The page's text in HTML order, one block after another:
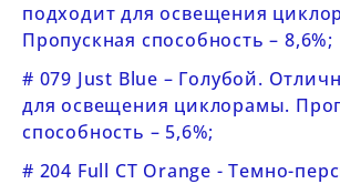
подходит для освещения
Пропускная способность – 8,6%;
# 079 Just Blue – Голубой.
для освещения циклорамы.
способность – 5,6%;
# 204 Full CT Orange - Темно-